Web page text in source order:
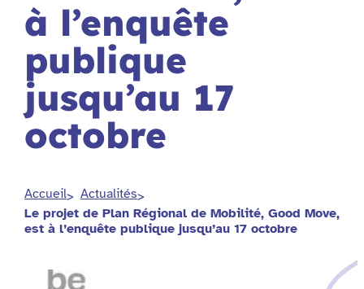
à l’enquête
publique
jusqu’au 17
octobre
Accueil
Actualités
Le projet de Plan Régional de Mobilité, Good Move,
est à l’enquête publique jusqu’au 17 octobre